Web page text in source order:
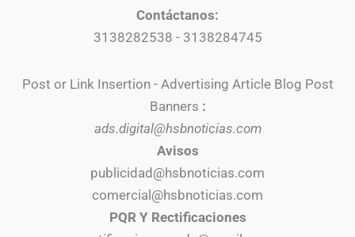
Contáctanos:
3138282538 - 3138284745
Post or Link Insertion - Advertising Article Blog Post
Banners :
ads.digital@hsbnoticias.com
Avisos
publicidad@hsbnoticias.com
comercial@hsbnoticias.com
PQR Y Rectificaciones